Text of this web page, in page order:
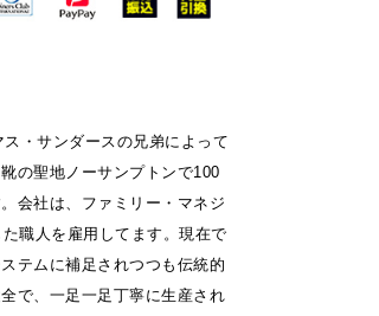
・サンダースの兄弟によって
の聖地ノーサンプトンで100
会社は、ファミリー・マネジ
職人を雇用してます。現在で
テムに補足されつつも伝統的
で、一足一足丁寧に生産され